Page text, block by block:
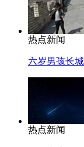
热点新闻
六岁男孩长
热点新闻